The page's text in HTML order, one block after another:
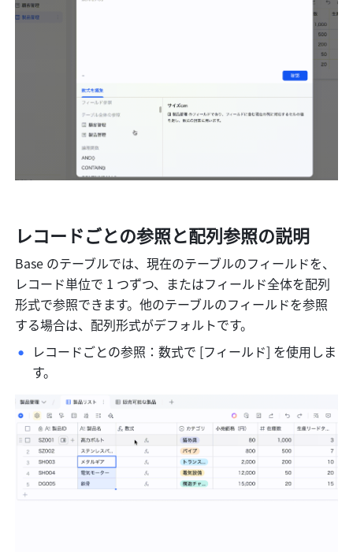
レコードごとの参照と配列参照の説明
Base のテーブルでは、現在のテーブルのフィールドを、
レコード単位で 1 つずつ、またはフィールド全体を配列
形式で参照できます。他のテーブルのフィールドを参照
する場合は、配列形式がデフォルトです。
レコードごとの参照：数式で [フィールド] を使用しま
す。